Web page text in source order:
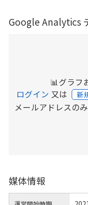
Google Analytics
📊グラフ
ログイン 又は 新
メールアドレスの
媒体情報